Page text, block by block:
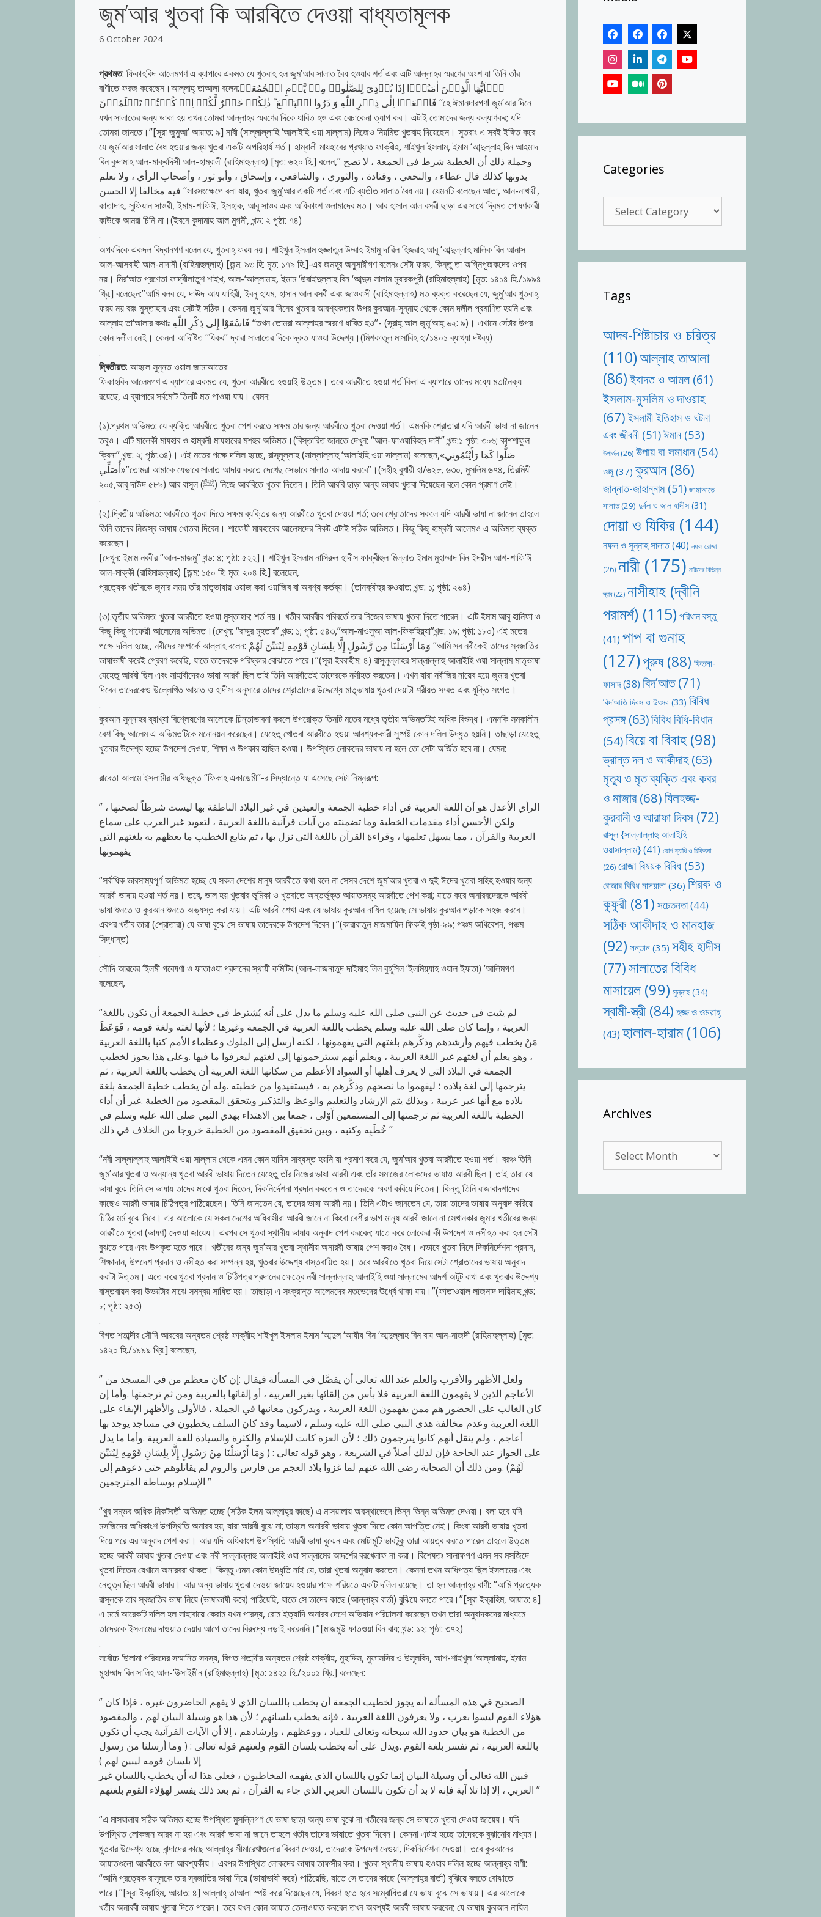
জুম’আর খুতবা কি আরবিতে দেওয়া বাধ্যতামূলক
6 October 2024
প্রথমত: ফিকাহবিদ আলেমগণ এ ব্যাপারে একমত যে খুতবাহ হল জুম’আর সালাত বৈধ হওয়ার শর্ত এবং এটি আল্লাহর স্মরণের অংশ যা তিনি তাঁর
বাণীতে ফরজ করেছেন।আল্লাহ্‌ তাআলা বলেন:یٰۤاَیُّهَا الَّذِیۡنَ اٰمَنُوۡۤا اِذَا نُوۡدِیَ لِلصَّلٰوۃِ مِنۡ یَّوۡمِ الۡجُمُعَۃِ
فَاسۡعَوۡا اِلٰی ذِكۡرِ اللّٰهِ وَ ذَرُوا الۡبَیۡعَ ؕ ذٰلِكُمۡ خَیۡرٌ لَّكُمۡ اِنۡ كُنۡتُمۡ تَعۡلَمُوۡنَ “হে ঈমানদারগণ! জুম’আর দিনে
যখন সালাতের জন্য ডাকা হয় তখন তোমরা আল্লাহর স্মরণের দিকে ধাবিত হও এবং বেচাকেনা ত্যাগ কর। এটাই তোমাদের জন্য কল্যাণকর; যদি
তোমরা জানতে।”[সূরা জুমুআ’ আয়াত: ৯] নাবী (সাল্লাল্লাহি ‘আলাইহি ওয়া সাল্লাম) নিজেও নিয়মিত খুতবাহ দিয়েছেন। সুতরাং এ সবই ইঙ্গিত করে
যে জুম’আর সালাত বৈধ হওয়ার জন্য খুতবা একটি অপরিহার্য শর্ত। হাম্বালী মাযহাবের প্রখ্যাত ফাক্বীহ, শাইখুল ইসলাম, ইমাম ‘আব্দুল্লাহ বিন আহমাদ
বিন কুদামাহ আল-মাক্বদিসী আল-হাম্বালী (রাহিমাহুল্লাহ) [মৃত: ৬২০ হি.] বলেন,” وجملة ذلك أن الخطبة شرط في الجمعة ، لا تصح
بدونها كذلك قال عطاء ، والنخعي ، وقتادة ، والثوري ، والشافعي ، وإسحاق ، وأبو ثور ، وأصحاب الرأي ، ولا نعلم
فيه مخالفا إلا الحسن “সারসংক্ষেপে বলা যায়, খুতবা জুমু‘আর একটি শর্ত এবং এটি ব্যতীত সালাত বৈধ নয়। যেমনটি বলেছেন আতা, আন-নাখায়ী,
কাতাদাহ, সুফিয়ান সাওরী, ইমাম-শাফিঈ, ইসহাক, আবু সাওর এবং অধিকাংশ ওলামাদের মত। আর হাসান আল বসরী ছাড়া এর সাথে দ্বিমত পোষণকারী
কাউকে আমরা চিনি না।(ইবনে কুদামাহ আল মুগনী, খন্ড: ২ পৃষ্ঠা: ৭৪)
.
অপরদিকে একদল বিদ্বানগণ বলেন যে, খুতবাহ্ ফরয নয়। শাইখুল ইসলাম হুজ্জাতুল উম্মাহ ইমামু দারিল হিজরাহ আবূ ‘আব্দুল্লাহ মালিক বিন আনাস
আল-আসবাহী আল-মাদানী (রাহিমাহুল্লাহ) [জন্ম: ৯৩ হি: মৃত: ১৭৯ হি.]-এর জমহূর অনুসারীগণ বলেনঃ সেটা ফরয, কিন্তু তা অগ্নিপূজকদের ওপর
নয়। মির‘আত প্রণেতা ফাদ্বীলাতুশ শাইখ, আল-‘আল্লামাহ, ইমাম ‘উবাইদুল্লাহ বিন ‘আব্দুস সালাম মুবারকপুরী (রাহিমাহুল্লাহ) [মৃত: ১৪১৪ হি./১৯৯৪
খ্রি.] বলেছেন:”আমি বলব যে, দাঊদ আয যাহিরী, ইবনু হাযম, হাসান আল বসরী এবং জাওবাসী (রাহিমাহুল্লাহ) মত ব্যক্ত করেছেন যে, জুমু‘আর খুতবাহ্
ফরয নয় বরং মুস্তাহাব এবং সেটাই সঠিক। কেননা জুমু‘আর দিনের খুতবার আবশ্যকতার উপর কুরআন-সুন্নাহ থেকে কোন দলীল প্রমাণিত হয়নি এবং
আল্লাহ তা‘আলার কথাঃ فَاسْعَوْا إِلى ذِكْرِ اللّهِ ‘‘তখন তোমরা আল্লাহর স্মরণে ধাবিত হও’’- (সূরাহ্ আল জুমু‘আহ্ ৬২: ৯)। এখানে সেটার উপর
কোন দলীল নেই। কেননা আদিষ্টিত ‘‘যিকর’’ দ্বারা সালাতের দিকে দ্রুত যাওয়া উদ্দেশ্য।(মিশকাতুল মাসাবিহ হা/১৪০১ ব্যাখ্যা দষ্টব্য)
.
দ্বিতীয়ত: আহলে সুন্নত ওয়াল জামাআতের
ফিকাহবিদ আলেমগণ এ ব্যাপারে একমত যে, খুতবা আরবীতে হওয়াই উত্তম। তবে আরবীতে হওয়া শর্ত কিনা এ ব্যাপারে তাদের মধ্যে মতানৈক্য
রয়েছে, এ ব্যাপারে সর্বমোট তিনটি মত পাওয়া যায়। যেমন:
(১).প্রথম অভিমত: যে ব্যক্তি আরবীতে খুতবা পেশ করতে সক্ষম তার জন্য আরবীতে খুতবা দেওয়া শর্ত। এমনকি শ্রোতারা যদি আরবী ভাষা না জানেন
তবুও। এটি মালেকী মাযহাব ও হাম্বলী মাযহাবের মশহুর অভিমত।(বিস্তারিত জানতে দেখুন: “আল-ফাওয়াকিহুদ দানী” খন্ড:১ পৃষ্ঠা: ৩০৬; কাশ্শাফুল
ক্বিনা” খন্ড: ২; পৃষ্ঠা:৩৪)। এই মতের পক্ষে দলিল হচ্ছে, রাসূলুল্লাহ (সাল্লাল্লাহু ‘আলাইহি ওয়া সাল্লাম) বলেছেন,«صَلُّوا كَمَا رَأَيْتُمُونِي
أُصَلِّي»”তোমরা আমাকে যেভাবে সালাত আদায় করতে দেখেছ সেভাবে সালাত আদায় করবে”।(সহীহ বুখারী হা/৬২৮, ৬৩০, মুসলিম ৬৭৪, তিরমিযী
২০৫,আবূ দাউদ ৫৮৯) আর রাসূল (ﷺ) নিজে আরবিতে খুতবা দিতেন। তিনি আরবি ছাড়া অন্য ভাষায় খুতবা দিয়েছেন বলে কোন প্রমাণ নেই।
.
(২).দ্বিতীয় অভিমত: আরবীতে খুতবা দিতে সক্ষম ব্যক্তির জন্য আরবীতে খুতবা দেওয়া শর্ত; তবে শ্রোতাদের সকলে যদি আরবী ভাষা না জানেন তাহলে
তিনি তাদের নিজস্ব ভাষায় খোতবা দিবেন। শাফেয়ী মাযহাবের আলেমদের নিকট এটাই সঠিক অভিমত। কিছু কিছু হাম্বলী আলেমও এ অভিমত ব্যক্ত
করেছেন।
[দেখুন: ইমাম নববীর “আল-মাজমু” খন্ড: ৪; পৃষ্ঠা: ৫২২]। শাইখুল ইসলাম নাসিরুল হাদীস ফাক্বীহুল মিল্লাত ইমাম মুহাম্মাদ বিন ইদরীস আশ-শাফি‘ঈ
আল-মাক্কী (রাহিমাহুল্লাহ) [জন্ম: ১৫০ হি: মৃত: ২০৪ হি.] বলেছেন,
প্রত্যেক খতীবকে জুমার সময় তাঁর মাতৃভাষায় ওয়াজ করা ওয়াজিব বা অবশ্য কর্তব্য। (তানক্বীহুর রুওয়াত; খন্ড: ১; পৃষ্ঠা: ২৬৪)
(৩).তৃতীয় অভিমত: খুতবা আরবীতে হওয়া মুস্তাহাব; শর্ত নয়। খতীব আরবীর পরিবর্তে তার নিজের ভাষায় খুতবা দিতে পারেন। এটি ইমাম আবু হানিফা ও
কিছু কিছু শাফেয়ী আলেমের অভিমত।(দেখুন: “রাদ্দুর মুহতার” খন্ড: ১; পৃষ্ঠা: ৫৪৩,”আল-মাওসুআ আল-ফিকহিয়্যা”খন্ড: ১৯; পৃষ্ঠা: ১৮০) এই মতের
পক্ষে দলিল হচ্ছে, নবীদের সম্পর্কে আল্লাহ বলেন: وَمَا أَرْسَلْنَا مِن رَّسُولٍ إِلَّا بِلِسَانِ قَوْمِهِ لِيُبَيِّنَ لَهُمْ “আমি সব নবীকেই তাদের স্বজাতির
ভাষাভাষী করেই প্রেরণ করেছি, যাতে তাদেরকে পরিষ্কার বোঝাতে পারে।”(সূরা ইবরাহীম: ৪) রাসুলুল্লাহর সাল্লাল্লাহু আলাইহি ওয়া সাল্লাম মাতৃভাষা
যেহেতু আরবী ছিল এবং সাহাবীদেরও ভাষা আরবী ছিল তাই তিনি আরবীতেই তাদেরকে নসীহত করতেন। এখন যারা নবীজির নায়েব হয়ে জুমার খুতবা
দিবেন তাদেরকেও উল্লেখিত আয়াত ও হাদীস অনুসারে তাদের শ্রোতাদের উদ্দেশ্যে মাতৃভাষায় খুতবা দেয়াটা শরীয়ত সম্মত এবং যুক্তি সংগত।
.
কুরআন সুন্নাহর ব্যাখ্যা বিশ্লেষণের আলোকে চিন্তাভাবনা করলে উপরোক্ত তিনটি মতের মধ্যে তৃতীয় অভিমতটিই অধিক বিশুদ্ধ। এমনকি সমকালীন
বেশ কিছু আলেম এ অভিমতটিকে মনোনয়ন করেছেন। যেহেতু খোতবা আরবীতে হওয়া আবশ্যককারী সুষ্পষ্ট কোন দলিল উদ্ধৃত হয়নি। তাছাড়া যেহেতু
খুতবার উদ্দেশ্য হচ্ছে উপদেশ দেওয়া, শিক্ষা ও উপকার হাছিল হওয়া। উপস্থিত লোকদের ভাষায় না হলে তো সেটা অর্জিত হবে না। যেমন:
রাবেতা আলমে ইসলামীর অধিভুক্ত “ফিকাহ একাডেমী”-র সিদ্ধান্তে যা এসেছে সেটা নিম্নরূপ:
” الرأي الأعدل هو أن اللغة العربية في أداء خطبة الجمعة والعيدين في غير البلاد الناطقة بها ليست شرطاً لصحتها ،
ولكن الأحسن أداء مقدمات الخطبة وما تضمنته من آيات قرآنية باللغة العربية ، لتعويد غير العرب على سماع
العربية والقرآن ، مما يسهل تعلمها ، وقراءة القرآن باللغة التي نزل بها ، ثم يتابع الخطيب ما يعظهم به بلغتهم التي
يفهمونها
“সর্বাধিক ভারসাম্যপূর্ণ অভিমত হচ্ছে যে সকল দেশের মানুষ আরবীতে কথা বলে না সেসব দেশে জুম’আর খুতবা ও দুই ঈদের খুতবা সহিহ হওয়ার জন্য
আরবী ভাষায় হওয়া শর্ত নয়। তবে, ভাল হয় খুতবার ভূমিকা ও খুতবাতে অন্তর্ভুক্ত আয়াতসমূহ আরবীতে পেশ করা; যাতে করে অনারবদেরকে আরবী
ভাষা শুনতে ও কুরআন শুনতে অভ্যস্ত করা যায়। এটি আরবী শেখা এবং যে ভাষায় কুরআন নাযিল হয়েছে সে ভাষায় কুরআন পড়াকে সহজ করবে।
এরপর খতীব তারা (শ্রোতারা) যে ভাষা বুঝে সে ভাষায় তাদেরকে উপদেশ দিবেন।”(কারারাতুল মাজমায়িল ফিকহি পৃষ্ঠা-৯৯; পঞ্চম অধিবেশন, পঞ্চম
সিদ্ধান্ত)
.
সৌদি আরবের ‘ইলমী গবেষণা ও ফাতাওয়া প্রদানের স্থায়ী কমিটির (আল-লাজনাতুদ দাইমাহ লিল বুহূসিল ‘ইলমিয়্যাহ ওয়াল ইফতা) ‘আলিমগণ
বলেছেন,
“لم يثبت في حديث عن النبي صلى الله عليه وسلم ما يدل على أنه يُشترط في خطبة الجمعة أن تكون باللغة
العربية ، وإنما كان صلى الله عليه وسلم يخطب باللغة العربية في الجمعة وغيرها ؛ لأنها لغته ولغة قومه ، فَوَعَظَ
مَنْ يخطب فيهم وأرشدهم وذكَّرهم بلغتهم التي يفهمونها ، لكنه أرسل إلى الملوك وعظماء الأمم كتبا باللغة العربية
، وهو يعلم أن لغتهم غير اللغة العربية ، ويعلم أنهم سيترجمونها إلى لغتهم ليعرفوا ما فيها .وعلى هذا يجوز لخطيب
الجمعة في البلاد التي لا يعرف أهلها أو السواد الأعظم من سكانها اللغة العربية أن يخطب باللغة العربية ، ثم
يترجمها إلى لغة بلاده ؛ ليفهموا ما نصحهم وذكَّرهم به ، فيستفيدوا من خطبته .وله أن يخطب خطبة الجمعة بلغة
بلاده مع أنها غير عربية ، وبذلك يتم الإرشاد والتعليم والوعظ والتذكير ويتحقق المقصود من الخطبة .غير أن أداء
الخطبة باللغة العربية ثم ترجمتها إلى المستمعين أَوْلى ، جمعا بين الاهتداء بهدي النبي صلى الله عليه وسلم في
خُطَبِه وكتبه ، وبين تحقيق المقصود من الخطبة خروجا من الخلاف في ذلك ”
“নবী সাল্লাল্লাহু আলাইহি ওয়া সাল্লাম থেকে এমন কোন হাদিস সাব্যস্ত হয়নি যা প্রমাণ করে যে, জুম’আর খুতবা আরবীতে হওয়া শর্ত। বরঞ্চ তিনি
জুম’আর খুতবা ও অন্যান্য খুতবা আরবী ভাষায় দিতেন যেহেতু তাঁর নিজের ভাষা আরবী এবং তাঁর সমাজের লোকদের ভাষাও আরবী ছিল। তাই তারা যে
ভাষা বুঝে তিনি সে ভাষায় তাদের মাঝে খুতবা দিতেন, দিকনির্দেশনা প্রদান করতেন ও তাদেরকে স্মরণ করিয়ে দিতেন। কিন্তু তিনি রাজাবাদশাদের
কাছেও আরবী ভাষায় চিঠিপত্র পাঠিয়েছেন। তিনি জানতেন যে, তাদের ভাষা আরবী নয়। তিনি এটাও জানতেন যে, তারা তাদের ভাষায় অনুবাদ করিয়ে
চিঠির মর্ম বুঝে নিবে। এর আলোকে যে সকল দেশের অধিবাসীরা আরবী জানে না কিংবা বেশীর ভাগ মানুষ আরবী জানে না সেখানকার জুমার খতীবের জন্য
আরবীতে খুতবা (ভাষণ) দেওয়া জায়েয। এরপর সে খুতবা স্থানীয় ভাষায় অনুবাদ পেশ করবেন; যাতে করে লোকেরা কী উপদেশ ও নসীহত করা হল সেটা
বুঝতে পারে এবং উপকৃত হতে পারে। খতীবের জন্য জুম’আর খুতবা স্থানীয় অনারবী ভাষায় পেশ করাও বৈধ। এভাবে খুতবা দিলে দিকনির্দেশনা প্রদান,
শিক্ষাদান, উপদেশ প্রদান ও নসীহত করা সম্পন্ন হয়, খুতবার উদ্দেশ্য বাস্তবায়িত হয়। তবে আরবীতে খুতবা দিয়ে সেটা শ্রোতাদের ভাষায় অনুবাদ
করাটা উত্তম। এতে করে খুতবা প্রদান ও চিঠিপত্র প্রদানের ক্ষেত্রে নবী সাল্লাল্লাহু আলাইহি ওয়া সাল্লামের আদর্শ অটুট রাখা এবং খুতবার উদ্দেশ্য
বাস্তবায়ন করা উভয়টার মাঝে সমন্বয় সাধিত হয়। তাছাড়া এ সংক্রান্ত আলেমদের মতভেদের ঊর্ধ্বে থাকা যায়।”(ফাতাওয়াল লাজনাদ দায়িমাহ খন্ড:
৮; পৃষ্ঠা: ২৫৩)
.
বিগত শতাব্দীর সৌদি আরবের অন্যতম শ্রেষ্ঠ ফাক্বীহ শাইখুল ইসলাম ইমাম ‘আব্দুল ‘আযীয বিন ‘আব্দুল্লাহ বিন বায আন-নাজদী (রাহিমাহুল্লাহ) [মৃত:
১৪২০ হি./১৯৯৯ খ্রি.] বলেছেন,
” ولعل الأظهر والأقرب والعلم عند الله تعالى أن يفصَّل في المسألة فيقال :إن كان معظم من في المسجد من
الأعاجم الذين لا يفهمون اللغة العربية فلا بأس من إلقائها بغير العربية ، أو إلقائها بالعربية ومن ثم ترجمتها .وأما إن
كان الغالب على الحضور هم ممن يفهمون اللغة العربية ، ويدركون معانيها في الجملة ، فالأولى والأظهر الإبقاء على
اللغة العربية وعدم مخالفة هدى النبي صلى الله عليه وسلم ، لاسيما وقد كان السلف يخطبون في مساجد يوجد بها
أعاجم ، ولم ينقل أنهم كانوا يترجمون ذلك ؛ لأن العزة كانت للإسلام والكثرة والسيادة للغة العربية .وأما ما يدل
على الجواز عند الحاجة فإن لذلك أصلاً في الشريعة ، وهو قوله تعالى : ( وَمَا أَرْسَلْنَا مِنْ رَسُولٍ إِلَّا بِلِسَانِ قَوْمِهِ لِيُبَيِّنَ
لَهُمْ) .ومن ذلك أن الصحابة رضي الله عنهم لما غزوا بلاد العجم من فارس والروم لم يقاتلوهم حتى دعوهم إلى
الإسلام بوساطة المترجمين ”
“খুব সম্ভব অধিক নিকটবর্তী অভিমত হচ্ছে (সঠিক ইলম আল্লাহ্‌র কাছে) এ মাসয়ালায় অবস্থাভেদে ভিন্ন ভিন্ন অভিমত দেওয়া। বলা হবে যদি
মসজিদের অধিকাংশ উপস্থিতি অনারব হয়; যারা আরবী বুঝে না; তাহলে অনারবী ভাষায় খুতবা দিতে কোন আপত্তি নেই। কিংবা আরবী ভাষায় খুতবা
দিয়ে পরে এর অনুবাদ পেশ করা। আর যদি অধিকাংশ উপস্থিতি আরবী ভাষা বুঝেন এবং মোটামুটি ভাবটুকু তারা আয়ত্ব করতে পারেন তাহলে উত্তম
হচ্ছে আরবী ভাষায় খুতবা দেওয়া এবং নবী সাল্লাল্লাহু আলাইহি ওয়া সাল্লামের আদর্শের বরখেলাফ না করা। বিশেষতঃ সালাফগণ এমন সব মসজিদে
খুতবা দিতেন যেখানে অনারবরা থাকত। কিন্তু এমন কোন উদ্ধৃতি নাই যে, তারা খুতবা অনুবাদ করতেন। কেননা তখন আধিপত্য ছিল ইসলামের এবং
নেতৃত্ব ছিল আরবী ভাষার। আর অন্য ভাষায় খুতবা দেওয়া জায়েয হওয়ার পক্ষে শরিয়তে একটি দলিল রয়েছে। তা হল আল্লাহ্‌র বাণী: “আমি প্রত্যেক
রাসূলকে তার স্বজাতির ভাষা নিয়ে (ভাষাভাষী করে) পাঠিয়েছি, যাতে সে তাদের কাছে (আল্লাহ্‌র বার্তা) বুঝিয়ে বলতে পারে।”[সূরা ইব্রাহিম, আয়াত: ৪]
এ মর্মে আরেকটি দলিল হল সাহাবায়ে কেরাম যখন পারস্য, রোম ইত্যাদি অনারব দেশে অভিযান পরিচালনা করেছেন তখন তারা অনুবাদকদের মাধ্যমে
তাদেরকে ইসলামের দাওয়াত দেয়ার আগে তাদের বিরুদ্ধে লড়াই করেননি।”[মাজমুউ ফাতওয়া বিন বায; খন্ড: ১২: পৃষ্ঠা: ৩৭২)
.
সর্বোচ্চ ‘উলামা পরিষদের সম্মানিত সদস্য, বিগত শতাব্দীর অন্যতম শ্রেষ্ঠ ফাক্বীহ, মুহাদ্দিস, মুফাসসির ও উসূলবিদ, আশ-শাইখুল ‘আল্লামাহ, ইমাম
মুহাম্মাদ বিন সালিহ আল-‘উসাইমীন (রাহিমাহুল্লাহ) [মৃত: ১৪২১ হি./২০০১ খ্রি.] বলেছেন:
” الصحيح في هذه المسألة أنه يجوز لخطيب الجمعة أن يخطب باللسان الذي لا يفهم الحاضرون غيره ، فإذا كان
هؤلاء القوم ليسوا بعرب ، ولا يعرفون اللغة العربية ، فإنه يخطب بلسانهم ؛ لأن هذا هو وسيلة البيان لهم ، والمقصود
من الخطبة هو بيان حدود الله سبحانه وتعالى للعباد ، ووعظهم ، وإرشادهم ، إلا أن الآيات القرآنية يجب أن تكون
باللغة العربية ، ثم تفسر بلغة القوم .ويدل على أنه يخطب بلسان القوم ولغتهم قوله تعالى : ( وما أرسلنا من رسول
إلا بلسان قومه ليبين لهم )
فبين الله تعالى أن وسيلة البيان إنما تكون باللسان الذي يفهمه المخاطبون ، فعلى هذا له أن يخطب باللسان غير
العربي ، إلا إذا تلا آية فإنه لا بد أن تكون باللسان العربي الذي جاء به القرآن ، ثم بعد ذلك يفسر لهؤلاء القوم بلغتهم ”
“এ মাসয়ালায় সঠিক অভিমত হচ্ছে উপস্থিত মুসল্লিগণ যে ভাষা ছাড়া অন্য ভাষা বুঝে না খতীবের জন্য সে ভাষাতে খুতবা দেওয়া জায়েয। যদি
উপস্থিত লোকজন আরব না হয় এবং আরবী ভাষা না জানে তাহলে খতীব তাদের ভাষাতে খুতবা দিবেন। কেননা এটাই হচ্ছে তাদেরকে বুঝানোর মাধ্যম।
খুতবার উদ্দেশ্য হচ্ছে বান্দাদের কাছে আল্লাহ্‌র সীমারেখাগুলোর বিবরণ দেওয়া, তাদেরকে উপদেশ দেওয়া, দিকনির্দেশনা দেওয়া। তবে কুরআনের
আয়াতগুলো আরবীতে বলা আবশ্যকীয়। এরপর উপস্থিত লোকদের ভাষায় তাফসীর করা। খুতবা স্থানীয় ভাষায় হওয়ার দলিল হচ্ছে আল্লাহ্‌র বাণী:
“আমি প্রত্যেক রাসূলকে তার স্বজাতির ভাষা নিয়ে (ভাষাভাষী করে) পাঠিয়েছি, যাতে সে তাদের কাছে (আল্লাহ্‌র বার্তা) বুঝিয়ে বলতে বোঝাতে
পারে।”[সূরা ইব্রাহিম, আয়াত: ৪] আল্লাহ্‌ তাআলা স্পষ্ট করে দিয়েছেন যে, বিবরণ হতে হবে সম্বোধিতরা যে ভাষা বুঝে সে ভাষায়। এর আলোকে
খতীব অনারবী ভাষায় খুতবা দিতে পারেন। তবে যখন কোন আয়াত তেলাওয়াত করবেন তখন অবশ্যই আরবী ভাষায় করবেন; যে ভাষায় কুরআন নাযিল
Categories
Tags
আদব-শিষ্টাচার ও চরিত্র
(110)আল্লাহ তাআলা
(86)ইবাদত ও আমল(61)
ইসলাম-মুসলিম ও দাওয়াহ
(67) ইসলামী ইতিহাস ও ঘটনা
এবং জীবনী(51)ঈমান (53)
উপার্জন(26) উপায় বা সমাধান(54)
ওজু (37) কুরআন(86)
জান্নাত-জাহান্নাম(51) জামাআতে
সালাত(29) দুর্বল ও জাল হাদীস (31)
দোয়া ও যিকির (144)
নফল ও সুন্নাহ সালাত(40) নফল রোজা
(26) নারী(175) নারীদের বিভিন্ন
স্রাব(22) নাসীহাহ (দ্বীনি
পরামর্শ) (115)পরিধান বস্তু
(41) পাপ বা গুনাহ
(127)পুরুষ(88) ফিতনা-
ফাসাদ(38) বিদ’আত(71)
বিদ’আতি দিবস ও উৎসব (33) বিবিধ
প্রসঙ্গ(63)বিবিধ বিধি-বিধান
(54)বিয়ে বা বিবাহ (98)
ভ্রান্ত দল ও আকীদাহ(63)
মৃত্যু ও মৃত ব্যক্তি এবং কবর
ও মাজার(68)যিলহজ্জ-
কুরবানী ও আরাফা দিবস (72)
রাসূল {সাল্লাল্লাহু আলাইহি
ওয়াসাল্লাম}(41) রোগ ব্যাধি ও চিকিৎসা
(26) রোজা বিষয়ক বিবিধ(53)
রোজার বিবিধ মাসয়ালা (36) শিরক ও
কুফুরী (81) সচেতনতা(44)
সঠিক আকীদাহ ও মানহাজ
(92) সন্তান (35) সহীহ হাদীস
(77)সালাতের বিবিধ
মাসায়েল(99) সুন্নাহ(34)
স্বামী-স্ত্রী(84) হজ্জ ও ওমরাহ্‌
(43) হালাল-হারাম(106)
Archives